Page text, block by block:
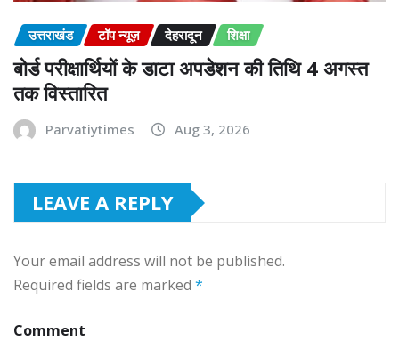
उत्तराखंड टॉप न्यूज़ देहरादून शिक्षा
बोर्ड परीक्षार्थियों के डाटा अपडेशन की तिथि 4 अगस्त
तक विस्तारित
Parvatiytimes Aug 3, 2026
LEAVE A REPLY
Your email address will not be published.
Required fields are marked *
Comment